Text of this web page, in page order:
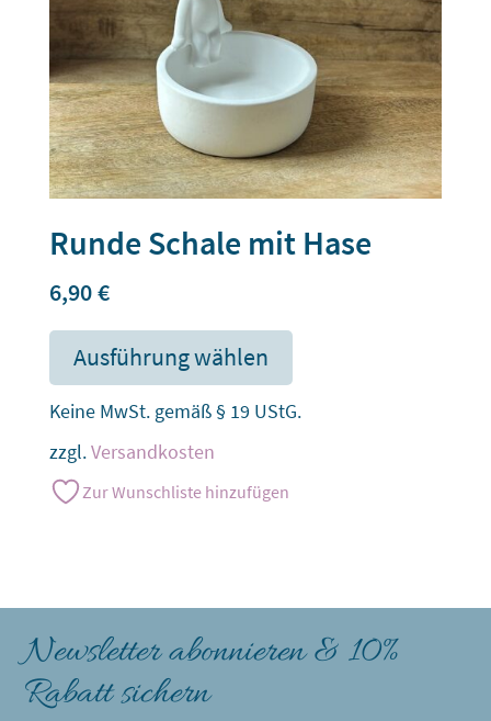
Runde Schale mit Hase
6,90€
Ausführung wählen
Keine MwSt. gemäß § 19 UStG.
zzgl.Versandkosten
Zur Wunschliste hinzufügen
Newsletter abonnieren & 10%
Rabatt sichern